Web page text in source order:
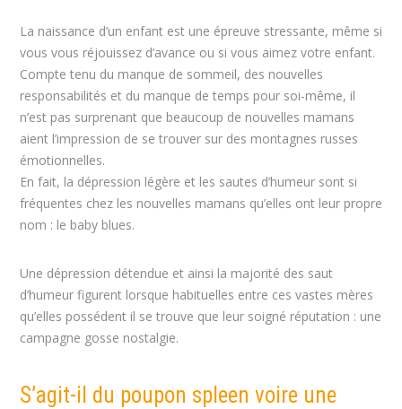
La naissance d’un enfant est une épreuve stressante, même si
vous vous réjouissez d’avance ou si vous aimez votre enfant.
Compte tenu du manque de sommeil, des nouvelles
responsabilités et du manque de temps pour soi-même, il
n’est pas surprenant que beaucoup de nouvelles mamans
aient l’impression de se trouver sur des montagnes russes
émotionnelles.
En fait, la dépression légère et les sautes d’humeur sont si
fréquentes chez les nouvelles mamans qu’elles ont leur propre
nom : le baby blues.
Une dépression détendue et ainsi la majorité des saut
d’humeur figurent lorsque habituelles entre ces vastes mères
qu’elles possédent il se trouve que leur soigné réputation : une
campagne gosse nostalgie.
S’agit-il du poupon spleen voire une